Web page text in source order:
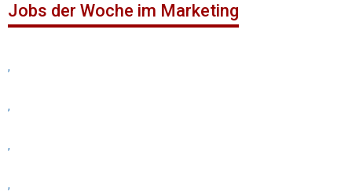
Jobs der Woche im Marketing
,
,
,
,